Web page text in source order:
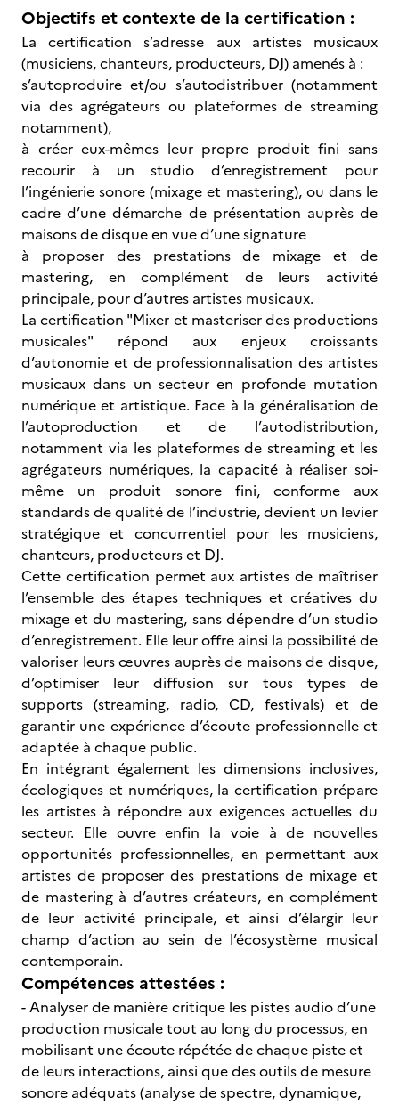
Objectifs et contexte de la certification :
La certification s’adresse aux artistes musicaux
(musiciens, chanteurs, producteurs, DJ) amenés à :
s’autoproduire et/ou s’autodistribuer (notamment
via des agrégateurs ou plateformes de streaming
notamment),
à créer eux-mêmes leur propre produit fini sans
recourir à un studio d’enregistrement pour
l’ingénierie sonore (mixage et mastering), ou dans le
cadre d’une démarche de présentation auprès de
maisons de disque en vue d’une signature
à proposer des prestations de mixage et de
mastering, en complément de leurs activité
principale, pour d’autres artistes musicaux.
La certification "Mixer et masteriser des productions
musicales" répond aux enjeux croissants
d’autonomie et de professionnalisation des artistes
musicaux dans un secteur en profonde mutation
numérique et artistique. Face à la généralisation de
l’autoproduction et de l’autodistribution,
notamment via les plateformes de streaming et les
agrégateurs numériques, la capacité à réaliser soi-
même un produit sonore fini, conforme aux
standards de qualité de l’industrie, devient un levier
stratégique et concurrentiel pour les musiciens,
chanteurs, producteurs et DJ.
Cette certification permet aux artistes de maîtriser
l’ensemble des étapes techniques et créatives du
mixage et du mastering, sans dépendre d’un studio
d’enregistrement. Elle leur offre ainsi la possibilité de
valoriser leurs œuvres auprès de maisons de disque,
d’optimiser leur diffusion sur tous types de
supports (streaming, radio, CD, festivals) et de
garantir une expérience d’écoute professionnelle et
adaptée à chaque public.
En intégrant également les dimensions inclusives,
écologiques et numériques, la certification prépare
les artistes à répondre aux exigences actuelles du
secteur. Elle ouvre enfin la voie à de nouvelles
opportunités professionnelles, en permettant aux
artistes de proposer des prestations de mixage et
de mastering à d’autres créateurs, en complément
de leur activité principale, et ainsi d’élargir leur
champ d’action au sein de l’écosystème musical
contemporain.
Compétences attestées :
- Analyser de manière critique les pistes audio d’une
production musicale tout au long du processus, en
mobilisant une écoute répétée de chaque piste et
de leurs interactions, ainsi que des outils de mesure
sonore adéquats (analyse de spectre, dynamique,